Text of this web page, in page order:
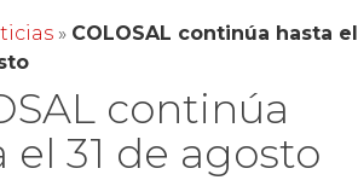
» COLOSAL continúa hasta el
continúa
el 31 de agosto